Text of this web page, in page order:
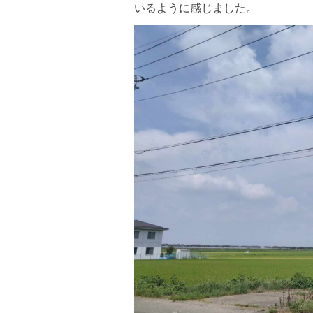
いるように感じました。